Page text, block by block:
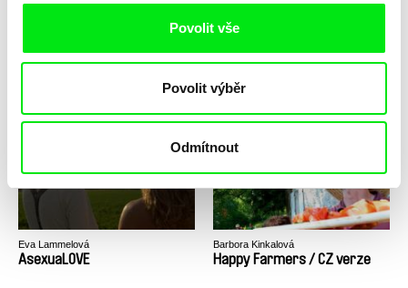
Povolit vše
Povolit výběr
Odmítnout
Zefiro Torna
Eva Lammelová
AsexuaLOVE
Barbora Kinkalová
Happy Farmers / CZ verze